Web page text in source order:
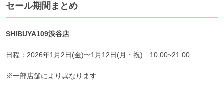
セール期間まとめ
SHIBUYA109渋谷店
日程：2026年1月2日(金)〜1月12日(月・祝) 10:00~21:00
※一部店舗により異なります